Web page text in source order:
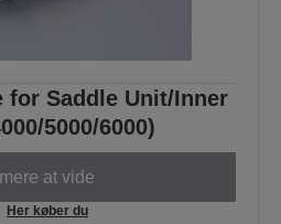
for Saddle Unit/Inner
5000/6000)
at vide
Her køber du